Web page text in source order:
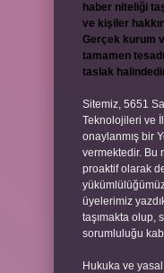
haber niteliği
ve kişiler
Gerçek kurum
tamamen
taslak
Sitemiz, 5651
Teknolojileri ve
onaylanmış bir
vermektedir. Bu
proaktif olarak
üyelerimiz
taşımakta olup,
sorumluluğu
Hukuka ve